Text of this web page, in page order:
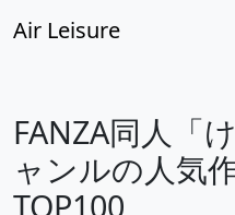
Air Leisure
FANZA同人「
ャンルの人気
TOP100